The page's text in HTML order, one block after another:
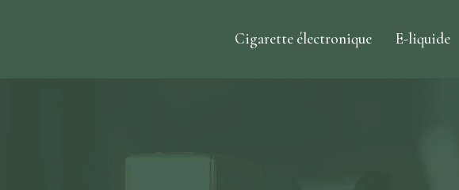
E-liquide
Cigarette électronique